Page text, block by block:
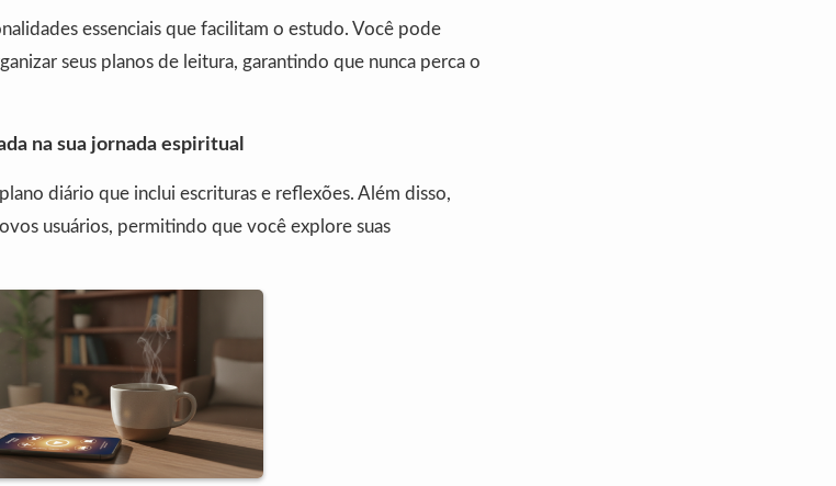
essenciais que facilitam o estudo. Você pode
seus planos de leitura, garantindo que nunca perca o
na sua jornada espiritual
diário que inclui escrituras e reflexões. Além disso,
usuários, permitindo que você explore suas